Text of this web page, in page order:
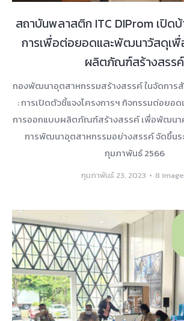
สถาบันพลาสติก ITC DIProm เปิด
การเพื่อต่อยอดและพัฒนาวัสดุเพื่
ผลิตภัณฑ์สร้างสรรค์
กองพัฒนาอุตสาหกรรมสร้างสรรค์ ในจัดการ
: การเปิดตัวชี้แจงโครงการฯ กิจกรรมต่อยอ
การออกแบบผลิตภัณฑ์สร้างสรรค์ เพื่อพัฒนาค
การพัฒนาอุตสาหกรรมอย่างสรรค์ จัดขึ้นร
กุมภาพันธ์ 2566
กุมภาพันธ์ 23, 2023 8